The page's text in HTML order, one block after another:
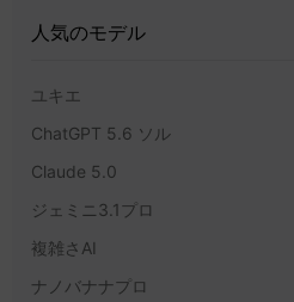
人気のモデル
ユキエ
ChatGPT 5.6 ソル
Claude 5.0
ジェミニ3.1プロ
複雑さAI
ナノバナナプロ